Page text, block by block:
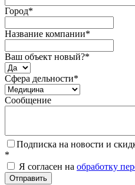
Город*
Название компании*
Ваш объект новый?*
Сфера дельности*
Сообщение
Подписка на новости и
*
Я согласен на обработку